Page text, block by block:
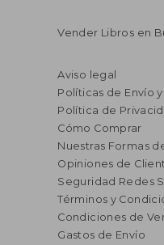
Vender Libros en
Aviso legal
Políticas de Envío
Política de
Cómo Comprar
Nuestras Formas
Opiniones de
Seguridad Redes
Términos y
Condiciones de
Gastos de Envío